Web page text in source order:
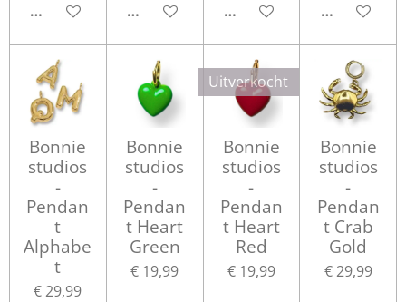
IN WINKELWAGENIN WINKELWAGENIN WINKELWAGEN
IN
Bonnie
studios
-
Pendan
t
Alphabe
t
€ 29,99
Bonnie
studios
-
Pendan
t Heart
Green
€ 19,99
Uitverkocht
Bonnie
studios
-
Pendan
t Heart
Red
€ 19,99
Bonnie
studios
-
Pendan
t Crab
Gold
€ 29,99